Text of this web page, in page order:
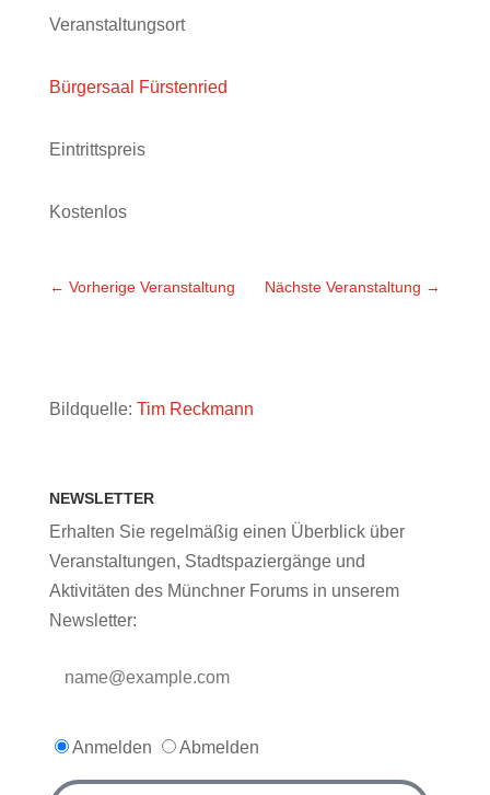
Veranstaltungsort
Bürgersaal Fürstenried
Eintrittspreis
Kostenlos
← Vorherige Veranstaltung Nächste Veranstaltung →
Bildquelle: Tim Reckmann
NEWSLETTER
Erhalten Sie regelmäßig einen Überblick über
Veranstaltungen, Stadtspaziergänge und
Aktivitäten des Münchner Forums in unserem
Newsletter:
Anmelden Abmelden